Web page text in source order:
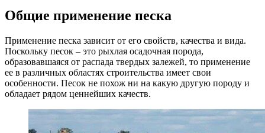
Общие применение песка
Применение песка зависит от его свойств, качества и вида.
Поскольку песок – это рыхлая осадочная порода,
образовавшаяся от распада твердых залежей, то применение
ее в различных областях строительства имеет свои
особенности. Песок не похож ни на какую другую породу и
обладает рядом ценнейших качеств.